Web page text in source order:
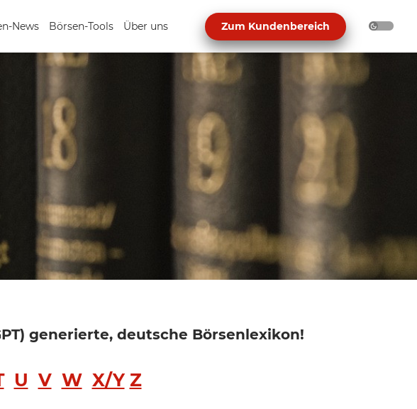
News Börsen-Tools Über uns Zum Kundenbereich
generierte, deutsche Börsenlexikon!
U V W X/Y Z